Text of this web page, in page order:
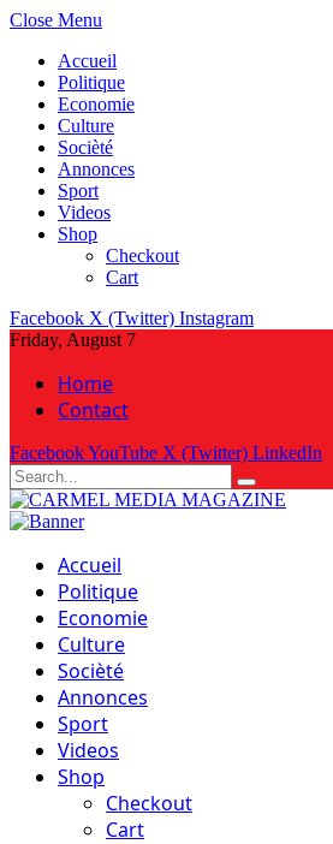
Close Menu
Accueil
Politique
Economie
Culture
Socièté
Annonces
Sport
Videos
Shop
Checkout
Cart
Facebook X (Twitter) Instagram
Friday, August 7
Home
Contact
FacebookYouTube X (Twitter) LinkedIn
Accueil
Politique
Economie
Culture
Socièté
Annonces
Sport
Videos
Shop
Checkout
Cart